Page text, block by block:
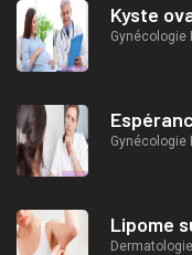
Kyste
Gynécologie
Gynécologie
Lipome